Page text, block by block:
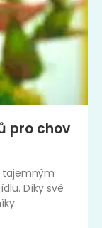
pro chov
tajemným
Díky své